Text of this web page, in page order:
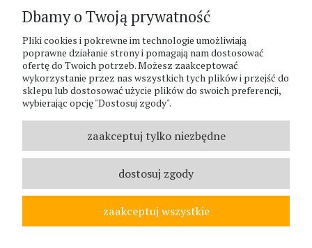
pon.-pt. 8:00 - 17:00
sobota 8:00 - 13:00
PHU Zagroda A.Szlaur
ZAGRODA Centrum Ogrodnicze
UL. Hallera 116A
REGON: 070797952
NIP: 5481587807
© ZAGRODA.CIESZYN.PL
WSZELKIE PRAWA ZASTRZEŻONE.
Dbamy o Twoją prywatność
Pliki cookies i pokrewne im technologie umożliwiają
poprawne działanie strony i pomagają nam dostosować
ofertę do Twoich potrzeb. Możesz zaakceptować
wykorzystanie przez nas wszystkich tych plików i przejść do
sklepu lub dostosować użycie plików do swoich preferencji,
wybierając opcję "Dostosuj zgody".
zaakceptuj tylko niezbędne
dostosuj zgody
zaakceptuj wszystkie